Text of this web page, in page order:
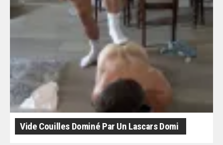
Vide Couilles Dominé Par Un Lascars Domi